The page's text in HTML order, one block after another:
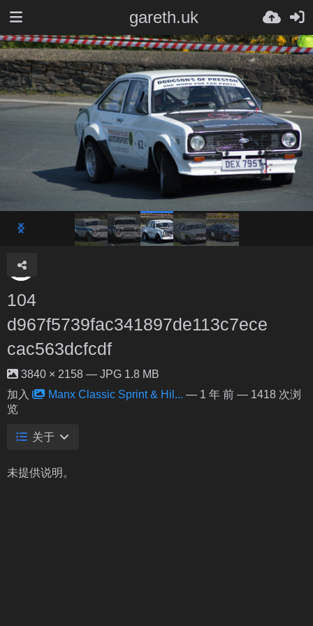
gareth.uk
104
d967f5739fac341897de113c7ece
cac563dcfcdf
3840 × 2158 — JPG 1.8 MB
加入
Manx Classic Sprint & Hil... — 1 年 前 — 1418 次浏
览
关于
未提供说明。